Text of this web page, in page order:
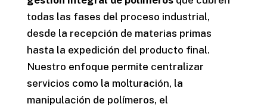
todas las fases del proceso industrial,
desde la recepción de materias primas
hasta la expedición del producto final.
Nuestro enfoque permite centralizar
servicios como la molturación, la
manipulación de polímeros, el